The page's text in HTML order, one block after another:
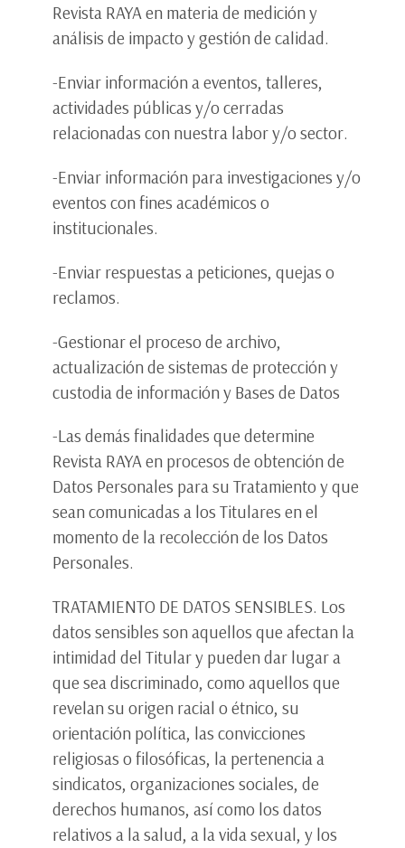
Revista RAYA en materia de medición y
análisis de impacto y gestión de calidad.
-Enviar información a eventos, talleres,
actividades públicas y/o cerradas
relacionadas con nuestra labor y/o sector.
-Enviar información para investigaciones y/o
eventos con fines académicos o
institucionales.
-Enviar respuestas a peticiones, quejas o
reclamos.
-Gestionar el proceso de archivo,
actualización de sistemas de protección y
custodia de información y Bases de Datos
-Las demás finalidades que determine
Revista RAYA en procesos de obtención de
Datos Personales para su Tratamiento y que
sean comunicadas a los Titulares en el
momento de la recolección de los Datos
Personales.
TRATAMIENTO DE DATOS SENSIBLES. Los
datos sensibles son aquellos que afectan la
intimidad del Titular y pueden dar lugar a
que sea discriminado, como aquellos que
revelan su origen racial o étnico, su
orientación política, las convicciones
religiosas o filosóficas, la pertenencia a
sindicatos, organizaciones sociales, de
derechos humanos, así como los datos
relativos a la salud, a la vida sexual, y los